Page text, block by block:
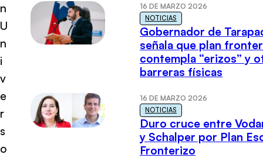
n
U
n
i
v
e
r
s
o
16 DE MARZO 2026
NOTICIAS
Gobernador de
señala que plan
contempla “erizos” y
barreras físicas
16 DE MARZO 2026
NOTICIAS
Duro cruce entre
y Schalper por Plan
Fronterizo